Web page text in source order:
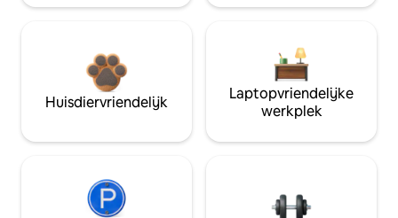
Huisdiervriendelijk
Laptopvriendelijke
werkplek